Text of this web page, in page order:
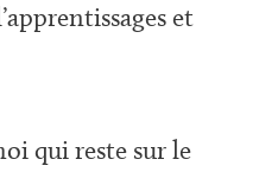
et
qui reste sur le